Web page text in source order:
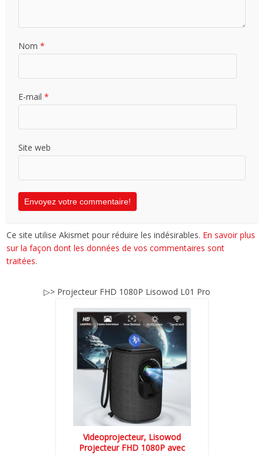
Nom*
E-mail*
Site web
Ce site utilise Akismet pour réduire les indésirables. En savoir plus
sur la façon dont les données de vos commentaires sont
traitées.
▷> Projecteur FHD 1080P Lisowod L01 Pro
Videoprojecteur, Lisowod
Projecteur FHD 1080P avec